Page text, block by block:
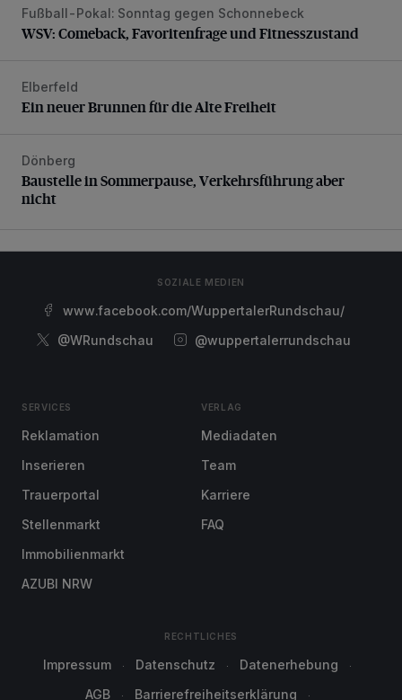
WSV: Comeback, Favoritenfrage und Fitnesszustand
Fußball-Pokal: Sonntag gegen Schonnebeck
WSV: Comeback, Favoritenfrage und Fitnesszustand
Ein neuer Brunnen für die Alte Freiheit
Elberfeld
Ein neuer Brunnen für die Alte Freiheit
Baustelle in Sommerpause, Verkehrsführung aber nicht
Dönberg
Baustelle in Sommerpause, Verkehrsführung aber
nicht
SOZIALE MEDIEN
www.facebook.com/WuppertalerRundschau/
@WRundschau
@wuppertalerrundschau
SERVICES
Reklamation
Inserieren
Trauerportal
Stellenmarkt
Immobilienmarkt
AZUBI NRW
VERLAG
Mediadaten
Team
Karriere
FAQ
RECHTLICHES
Impressum Datenschutz
Datenerhebung
AGB
Barrierefreiheitserklärung